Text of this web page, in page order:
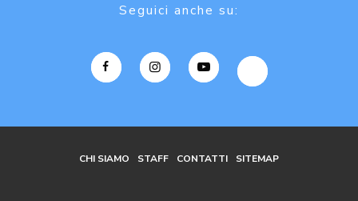
Seguici anche su:
CHI SIAMO STAFF CONTATTI SITEMAP